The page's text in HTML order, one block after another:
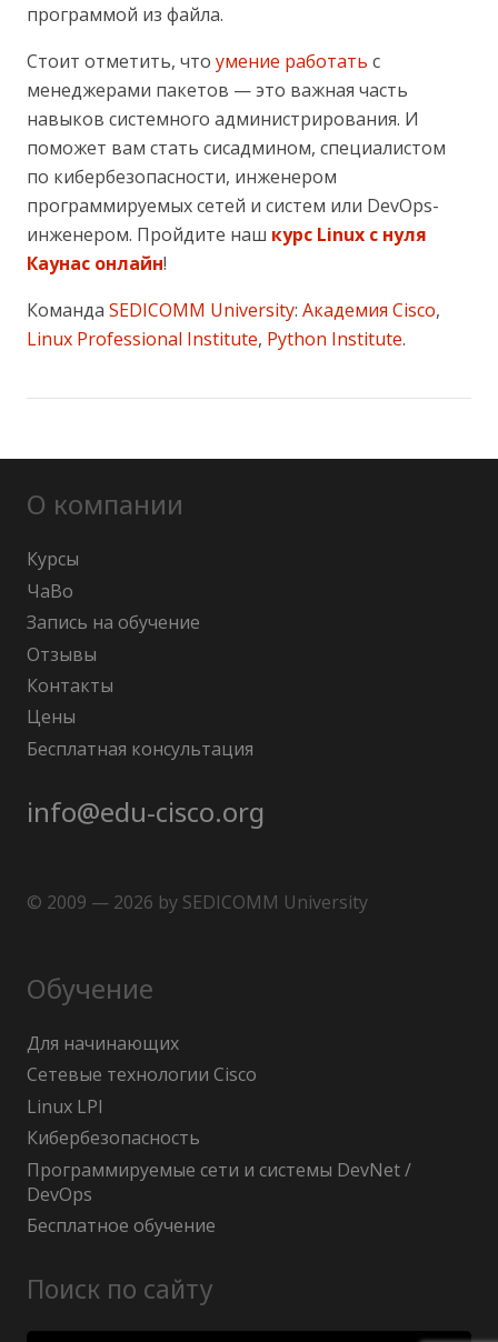
программой из файла.
Стоит отметить, что умение работать с
менеджерами пакетов — это важная часть
навыков системного администрирования. И
поможет вам стать сисадмином, специалистом
по кибербезопасности, инженером
программируемых сетей и систем или DevOps-
инженером. Пройдите наш курс Linux с нуля
Каунас онлайн!
Команда SEDICOMM University: Академия Cisco,
Linux Professional Institute, Python Institute.
О компании
Курсы
ЧаВо
Запись на обучение
Отзывы
Контакты
Цены
Бесплатная консультация
info@edu-cisco.org
© 2009 — 2026 by SEDICOMM University
Обучение
Для начинающих
Сетевые технологии Cisco
Linux LPI
Кибербезопасность
Программируемые сети и системы DevNet /
DevOps
Бесплатное обучение
Поиск по сайту